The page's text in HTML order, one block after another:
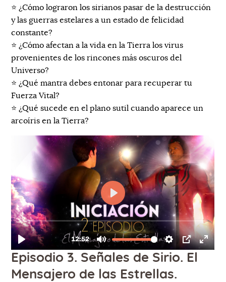
⭐ ¿Cómo lograron los sirianos pasar de la destrucción
y las guerras estelares a un estado de felicidad
constante?
⭐ ¿Cómo afectan a la vida en la Tierra los virus
provenientes de los rincones más oscuros del
Universo?
⭐ ¿Qué mantra debes entonar para recuperar tu
Fuerza Vital?
⭐ ¿Qué sucede en el plano sutil cuando aparece un
arcoíris en la Tierra?
Episodio 3. Señales de Sirio. El
Mensajero de las Estrellas.